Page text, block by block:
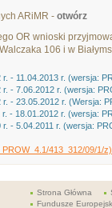
ARiMR - otwórz
OR wnioski
106 i w
- 11.04.2013 r. (wersja:
- 7.06.2012 r. (wersja:
- 23.05.2012 r. (Wersja:
- 18.01.2012 r. (wersja:
- 5.04.2011 r. (wersja:
413_312/09/1/z)
Strona Główna
Fundusze